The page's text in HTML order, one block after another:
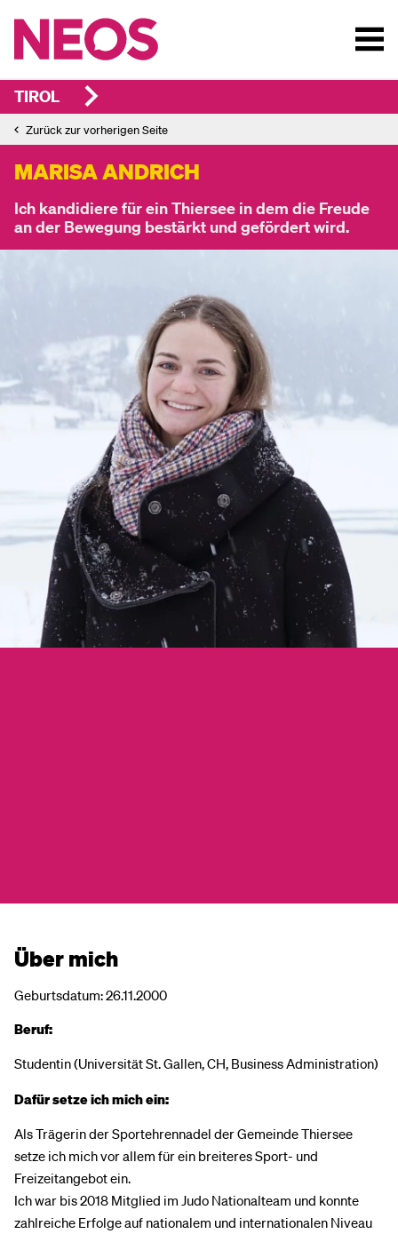
TIROL
Zurück zur vorherigen Seite
MARISA ANDRICH
Ich kandidiere für ein Thiersee in dem die Freude
an der Bewegung bestärkt und gefördert wird.
Über mich
Geburtsdatum: 26.11.2000
Beruf:
Studentin (Universität St. Gallen, CH, Business Administration)
Dafür setze ich mich ein:
Als Trägerin der Sportehrennadel der Gemeinde Thiersee
setze ich mich vor allem für ein breiteres Sport- und
Freizeitangebot ein.
Ich war bis 2018 Mitglied im Judo Nationalteam und konnte
zahlreiche Erfolge auf nationalem und internationalen Niveau